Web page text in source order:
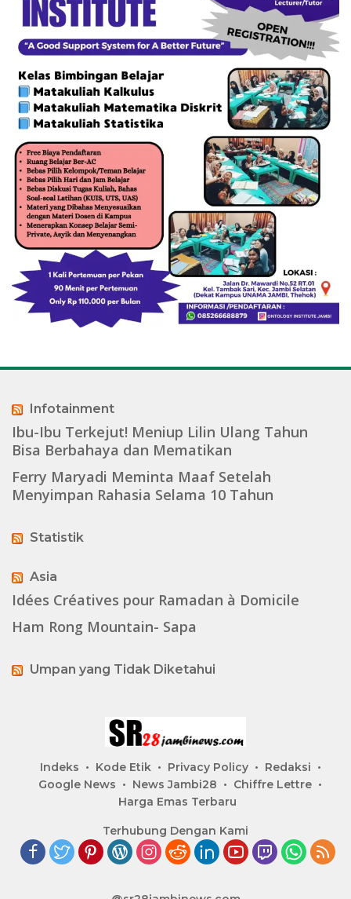
Infotainment
Ibu-Ibu Terkejut! Meniup Lilin Ulang Tahun
Bisa Berbahaya dan Mematikan
Ferry Maryadi Meminta Maaf Setelah
Menyimpan Rahasia Selama 10 Tahun
Statistik
Asia
Idées Créatives pour Ramadan à Domicile
Ham Rong Mountain- Sapa
Umpan yang Tidak Diketahui
Indeks Kode Etik Privacy Policy
Redaksi
Google News
News Jambi28
Chiffre Lettre
Harga Emas Terbaru
Terhubung Dengan Kami